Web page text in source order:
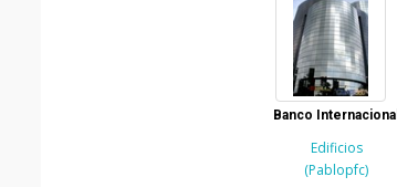
Banco Internacional
Edificios
(Pablopfc)